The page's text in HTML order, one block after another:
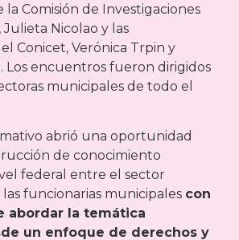
la Comisión de Investigaciones
Julieta Nicolao y las
Conicet, Verónica Trpin y
Los encuentros fueron dirigidos
municipales de todo el
abrió una oportunidad
de conocimiento
federal entre el sector
funcionarias municipales con
abordar la temática
un enfoque de derechos y